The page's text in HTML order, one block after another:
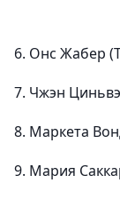
6. Онс Жабер
7. Чжэн
8. Маркета
9. Мария